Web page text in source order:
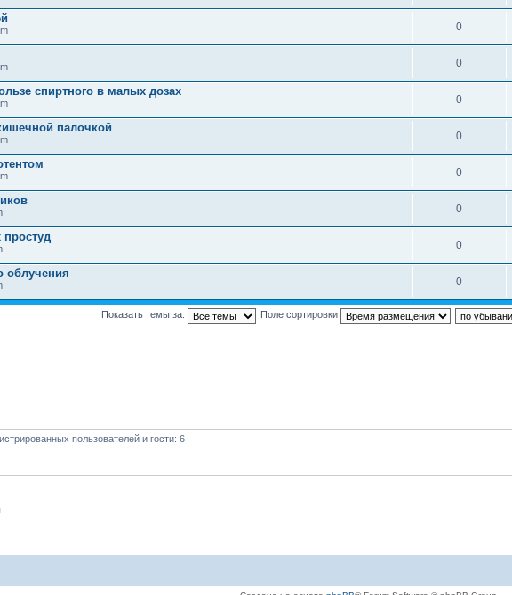
0
0
спиртного в малых дозах
0
палочкой
0
0
0
простуд
0
облучения
0
Показать темы за: Поле сортировки
пользователей и гости: 6